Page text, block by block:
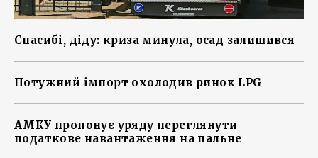
Спасибі, діду: криза минула, осад залишився
Потужний імпорт охолодив ринок LPG
АМКУ пропонує уряду переглянути
податкове навантаження на пальне